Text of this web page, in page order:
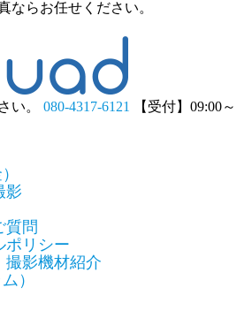
ならお任せください。
い。 080-4317-6121
【受付】09:00～
影
質問
ポリシー
撮影機材紹介
）